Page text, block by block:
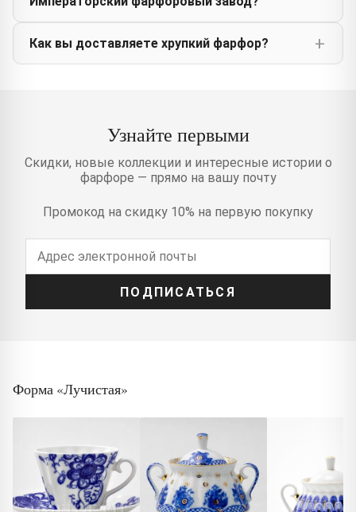
Как вы доставляете хрупкий фарфор?
Узнайте первыми
Скидки, новые коллекции и интересные истории о
фарфоре — прямо на вашу почту
Промокод на скидку 10% на первую покупку
ПОДПИСАТЬСЯ
Форма «Лучистая»